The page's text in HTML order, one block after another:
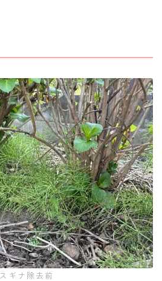
スギナ除去前